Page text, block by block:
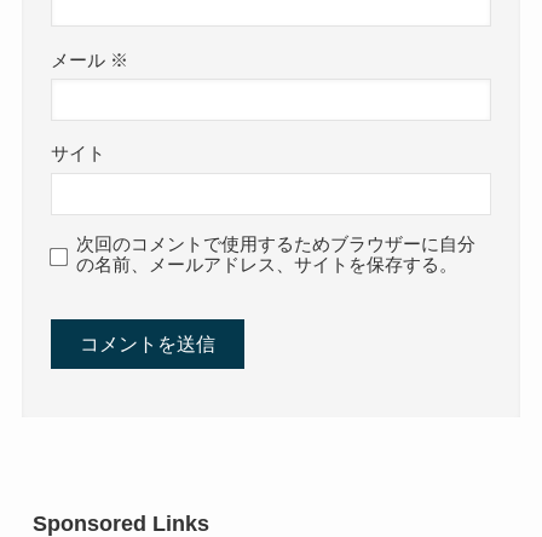
メール ※
サイト
次回のコメントで使用するためブラウザーに自分
の名前、メールアドレス、サイトを保存する。
Sponsored Links